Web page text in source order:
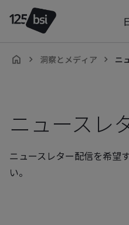
洞察とメディア ニ
ニュースレ
ニュースレター配信を希望
い。